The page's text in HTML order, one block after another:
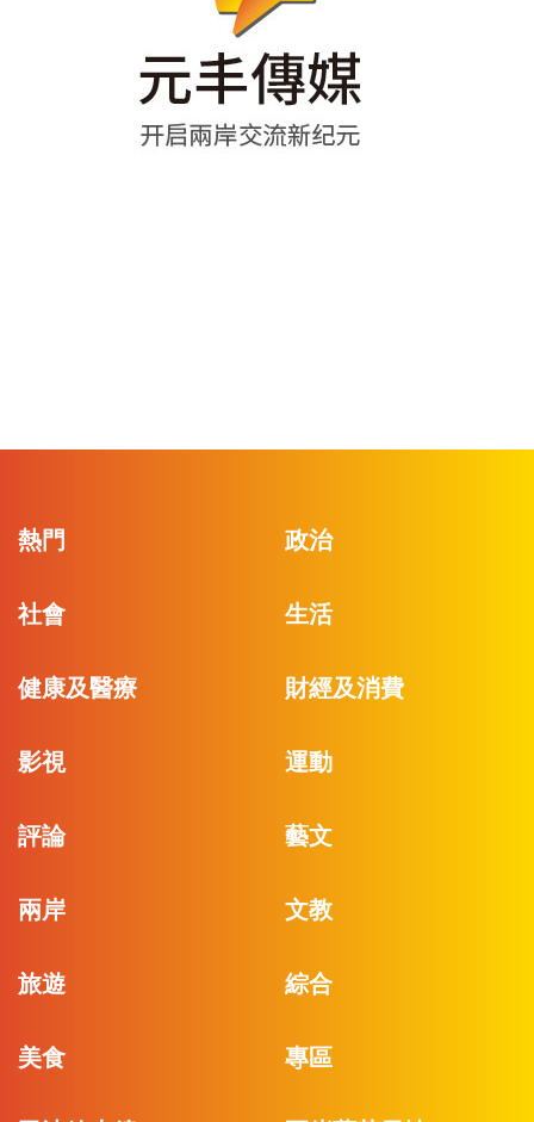
熱門 政治
社會 生活
健康及醫療 財經及消費
影視 運動
評論 藝文
兩岸 文教
旅遊 綜合
美食 專區